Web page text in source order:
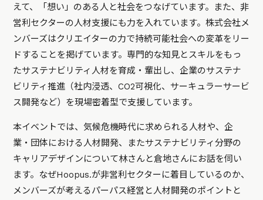
えて、「想い」のある人と社会をつなげています。また、非
営利セクターの人材支援にも力を入れています。株式会社メ
ンバーズはクリエイターの力で持続可能社会への変革をリー
ドすることを掲げています。専門的な知見とスキルをもっ
たサステナビリティ人材を育成・輩出し、企業のサステナ
ビリティ推進（社内浸透、CO2可視化、サーキュラーサービ
ス開発など）を現場密着型で支援しています。
本イベントでは、気候危機時代に求められる人材や、企
業・団体における人材開発、またサステナビリティ分野の
キャリアデザインについて林さんと倉地さんにお話を伺い
ます。なぜHoopus.が非営利セクターに着目しているのか、
メンバーズが考えるパーパス経営と人材開発のポイントと